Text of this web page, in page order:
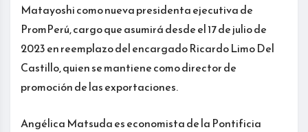
Matayoshi como nueva presidenta ejecutiva de
PromPerú, cargo que asumirá desde el 17 de julio de
2023 en reemplazo del encargado Ricardo Limo Del
Castillo, quien se mantiene como director de
promoción de las exportaciones.
Angélica Matsuda es economista de la Pontificia